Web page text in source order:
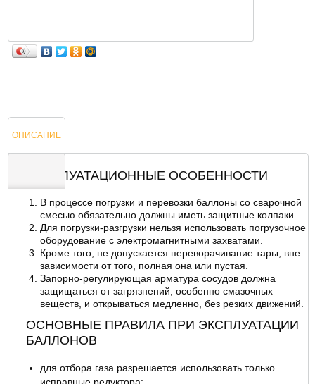
ОПИСАНИЕ
ОТЗЫВЫ
ЭКСПЛУАТАЦИОННЫЕ ОСОБЕННОСТИ
В процессе погрузки и перевозки баллоны со сварочной
смесью обязательно должны иметь защитные колпаки.
Для погрузки-разгрузки нельзя использовать погрузочное
оборудование с электромагнитными захватами.
Кроме того, не допускается переворачивание тары, вне
зависимости от того, полная она или пустая.
Запорно-регулирующая арматура сосудов должна
защищаться от загрязнений, особенно смазочных
веществ, и открываться медленно, без резких движений.
ОСНОВНЫЕ ПРАВИЛА ПРИ ЭКСПЛУАТАЦИИ
БАЛЛОНОВ
для отбора газа разрешается использовать только